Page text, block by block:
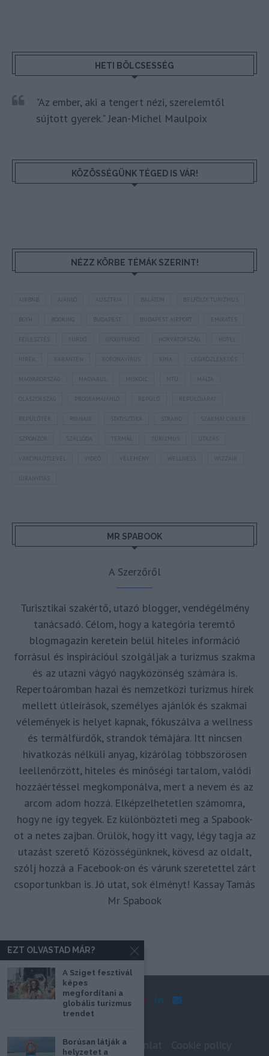
HETI BÖLCSESSÉG
"Az ember, aki a tengert nézi, szerelemtől
sújtott gyerek." Jean-Michel Maulpoix
KÖZÖSSÉGÜNK TÉGED IS VÁR!
NÉZZ KÖRBE TÉMÁK SZERINT!
AUSZTRIA BALATON BELFÖLDI TURIZMUS
BUDAPEST BUDAPEST AIRPORT EMIRATES
FEJLESZTÉS HORVÁTORSZÁG HOTEL
KARANTÉN
MTÜ MÁLTA
REPÜLŐJÁRAT
REPÜLŐTÉR STATISZTIKA STRAND
TERMÁL TURIZMUS UTAZÁS
VAKCINAÚTLEVÉL
ÚJRANYITÁS
MR SPABOOK
A Szerzőről
Turisztikai szakértő, utazó blogger, vendégélmény
tanácsadó. Célom, hogy a kategória teremtő
blogmagazin keretein belül hiteles információ
forrásul és inspirációul szolgáljak a turizmus szakma
és az utazni vágyó nagyközönség számára is.
Repertoáromban hazai és nemzetközi turizmus hírek
mellett útleírások, személyes ajánlók és szakmai
vélemények is helyet kapnak, fókuszálva a wellness
és termálfürdők, strandok témájára. Itt nincsen
hivatkozás nélküli anyag, kizárólag többszörösen
leellenőrzött, hiteles és minőségi tartalom, valódi
hozzáértéssel megkomponálva, mert a nevem és az
arcom adom hozzá. Elképzelhetetlen számomra,
hogy ne így tegyek. Ez különbözteti meg a Spabook-
ot a netes zajban. Örülök, hogy itt vagy, légy tagja az
utazást szerető Közösségünknek, kövesd az oldalt,
szólj hozzá a Facebook-on és várunk szeretettel zárt
csoportunkban is. Jó utat, sok élményt! Kassay Tamás
Mr Spabook
Impresszum Médiaajánlat
EZT OLVASTAD MÁR?
A Sziget fesztivál
képes
megfordítani a
globális turizmus
trendet
Borúsan látják a
helyzetet a